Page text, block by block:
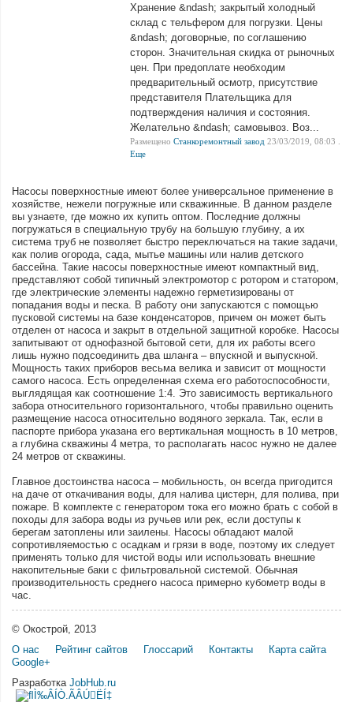
Хранение &ndash; закрытый холодный
склад с тельфером для погрузки. Цены
&ndash; договорные, по соглашению
сторон. Значительная скидка от рыночных
цен. При предоплате необходим
предварительный осмотр, присутствие
представителя Плательщика для
подтверждения наличия и состояния.
Желательно &ndash; самовывоз. Воз...
Размещено Станкоремонтный завод 23/03/2019, 08:03 .
Еще
Насосы поверхностные имеют более универсальное применение в
хозяйстве, нежели погружные или скважинные. В данном разделе
вы узнаете, где можно их купить оптом. Последние должны
погружаться в специальную трубу на большую глубину, а их
система труб не позволяет быстро переключаться на такие задачи,
как полив огорода, сада, мытье машины или налив детского
бассейна. Такие насосы поверхностные имеют компактный вид,
представляют собой типичный электромотор с ротором и статором,
где электрические элементы надежно герметизированы от
попадания воды и песка. В работу они запускаются с помощью
пусковой системы на базе конденсаторов, причем он может быть
отделен от насоса и закрыт в отдельной защитной коробке. Насосы
запитывают от однофазной бытовой сети, для их работы всего
лишь нужно подсоединить два шланга – впускной и выпускной.
Мощность таких приборов весьма велика и зависит от мощности
самого насоса. Есть определенная схема его работоспособности,
выглядящая как соотношение 1:4. Это зависимость вертикального
забора относительного горизонтального, чтобы правильно оценить
размещение насоса относительно водяного зеркала. Так, если в
паспорте прибора указана его вертикальная мощность в 10 метров,
а глубина скважины 4 метра, то располагать насос нужно не далее
24 метров от скважины.
Главное достоинства насоса – мобильность, он всегда пригодится
на даче от откачивания воды, для налива цистерн, для полива, при
пожаре. В комплекте с генератором тока его можно брать с собой в
походы для забора воды из ручьев или рек, если доступы к
берегам затоплены или заилены. Насосы обладают малой
сопротивляемостью с осадкам и грязи в воде, поэтому их следует
применять только для чистой воды или использовать внешние
накопительные баки с фильтровальной системой. Обычная
производительность среднего насоса примерно кубометр воды в
час.
© Окострой, 2013
О нас
Рейтинг сайтов Глоссарий Контакты
Карта сайта
Google+
Разработка JobHub.ru